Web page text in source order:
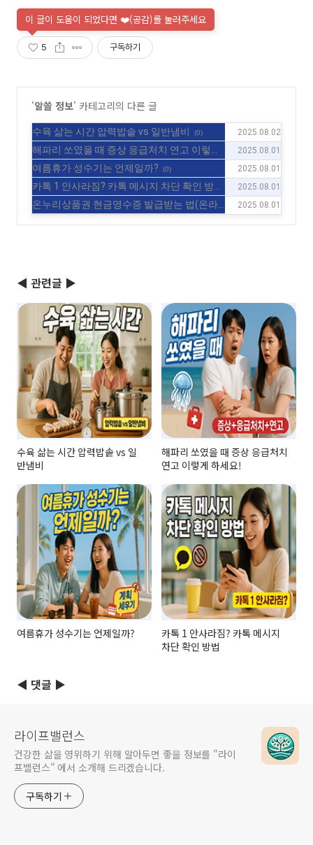
이 글이 도움이 되었다면 ❤️(공감)를 눌러주세요
5 구독하기
'알쓸 정보' 카테고리의 다른 글
수육 삶는 시간 압력밥솥 vs 일반냄비 (0) 2025.08.02
해파리 쏘였을 때 증상 응급처치 연고 이렇게
하세요!
(0)
2025.08.01
여름휴가 성수기는 언제일까? (0) 2025.08.01
카톡 1 안사라짐? 카톡 메시지 차단 확인 방법
(0)
2025.08.01
온누리상품권 현금영수증 발급받는 법(온라
2025.08.01
◀ 관련글 ▶
수육 삶는 시간 압력밥솥 vs 일
반냄비
해파리 쏘였을 때 증상 응급처치
연고 이렇게 하세요!
여름휴가 성수기는 언제일까?
카톡 1 안사라짐? 카톡 메시지
차단 확인 방법
◀ 댓글 ▶
라이프밸런스
건강한 삶을 영위하기 위해 알아두면 좋을 정보를 "라이
프밸런스" 에서 소개해 드리겠습니다.
구독하기